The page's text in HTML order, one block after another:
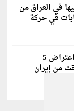
في العراق من
في حركة
الجيش الأردني يعلن اعتراض 5
من إيران